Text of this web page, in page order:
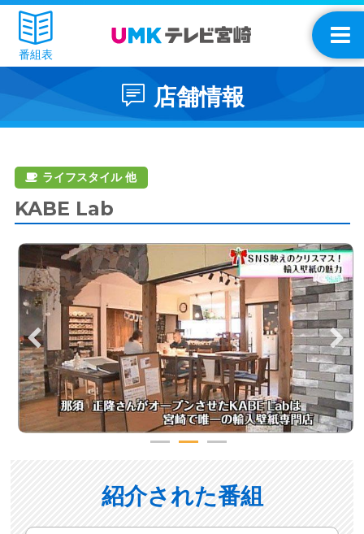
番組表
店舗情報
ライフスタイル 他
KABE Lab
紹介された番組